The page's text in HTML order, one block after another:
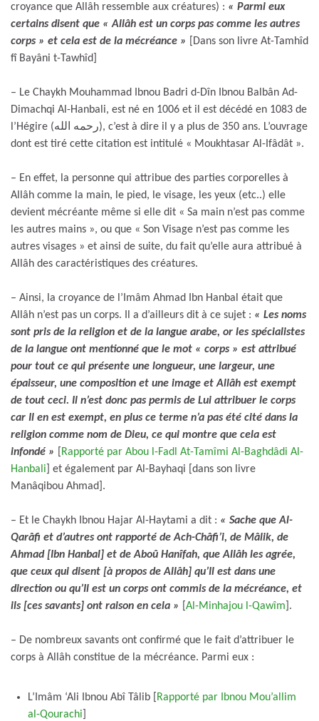
croyance que Allâh ressemble aux créatures) : « Parmi eux
certains disent que « Allâh est un corps pas comme les autres
corps » et cela est de la mécréance »
[Dans son livre At-Tamhîd
fî Bayâni t-Tawhîd]
– Le Chaykh Mouhammad Ibnou Badri d-Dîn Ibnou Balbân Ad-
Dimachqi Al-Hanbali, est né en 1006 et il est décédé en 1083 de
l’Hégire (رحمه الله), c’est à dire il y a plus de 350 ans. L’ouvrage
dont est tiré cette citation est intitulé « Moukhtasar Al-Ifâdât ».
– En effet, la personne qui attribue des parties corporelles à
Allâh comme la main, le pied, le visage, les yeux (etc..) elle
devient mécréante même si elle dit « Sa main n’est pas comme
les autres mains », ou que « Son Visage n’est pas comme les
autres visages » et ainsi de suite, du fait qu’elle aura attribué à
Allâh des caractéristiques des créatures.
– Ainsi, la croyance de l’Imâm Ahmad Ibn Hanbal était que
Allâh n’est pas un corps. Il a d’ailleurs dit à ce sujet : « Les noms
sont pris de la religion et de la langue arabe, or les spécialistes
de la langue ont mentionné que le mot « corps » est attribué
pour tout ce qui présente une longueur, une largeur, une
épaisseur, une composition et une image et Allâh est exempt
de tout ceci. Il n’est donc pas permis de Lui attribuer le corps
car Il en est exempt, en plus ce terme n’a pas été cité dans la
religion comme nom de Dieu, ce qui montre que cela est
infondé »
Rapporté par Abou l-Fadl At-Tamîmi Al-Baghdâdi Al-
Hanbali ] et également par Al-Bayhaqi [dans son livre
Manâqibou Ahmad].
– Et le Chaykh Ibnou Hajar Al-Haytami a dit : « Sache que Al-
Qarâfi et d’autres ont rapporté de Ach-Châfi’i, de Mâlik, de
Ahmad [Ibn Hanbal] et de Aboû Hanîfah, que Allâh les agrée,
que ceux qui disent [à propos de Allâh] qu’Il est dans une
direction ou qu’Il est un corps ont commis de la mécréance, et
ils [ces savants] ont raison en cela »
Al-Minhajou l-Qawîm ].
– De nombreux savants ont confirmé que le fait d’attribuer le
corps à Allâh constitue de la mécréance. Parmi eux :
L’Imâm ‘Ali Ibnou Abî Tâlib [
Rapporté par Ibnou Mou’allim
al-Qourachi